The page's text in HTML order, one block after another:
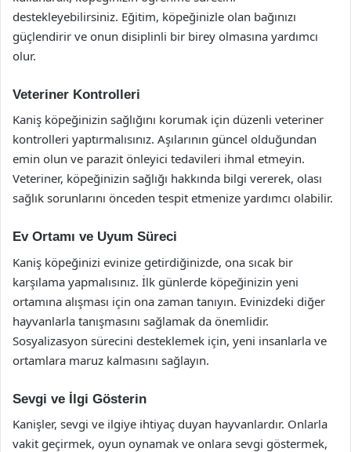
destekleyebilirsiniz. Eğitim, köpeğinizle olan bağınızı
güçlendirir ve onun disiplinli bir birey olmasına yardımcı
olur.
Veteriner Kontrolleri
Kaniş köpeğinizin sağlığını korumak için düzenli veteriner
kontrolleri yaptırmalısınız. Aşılarının güncel olduğundan
emin olun ve parazit önleyici tedavileri ihmal etmeyin.
Veteriner, köpeğinizin sağlığı hakkında bilgi vererek, olası
sağlık sorunlarını önceden tespit etmenize yardımcı olabilir.
Ev Ortamı ve Uyum Süreci
Kaniş köpeğinizi evinize getirdiğinizde, ona sıcak bir
karşılama yapmalısınız. İlk günlerde köpeğinizin yeni
ortamına alışması için ona zaman tanıyın. Evinizdeki diğer
hayvanlarla tanışmasını sağlamak da önemlidir.
Sosyalizasyon sürecini desteklemek için, yeni insanlarla ve
ortamlara maruz kalmasını sağlayın.
Sevgi ve İlgi Gösterin
Kanişler, sevgi ve ilgiye ihtiyaç duyan hayvanlardır. Onlarla
vakit geçirmek, oyun oynamak ve onlara sevgi göstermek,